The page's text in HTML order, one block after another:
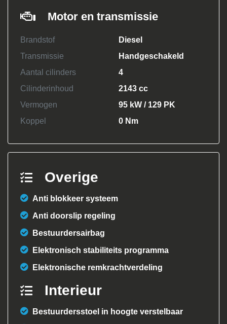
Motor en transmissie
Brandstof
Diesel
Transmissie
Handgeschakeld
Aantal cilinders
4
Cilinderinhoud
2143 cc
Vermogen
95 kW / 129 PK
Koppel
0 Nm
Overige
Anti blokkeer systeem
Anti doorslip regeling
Bestuurdersairbag
Elektronisch stabiliteits programma
Elektronische remkrachtverdeling
Interieur
Bestuurdersstoel in hoogte verstelbaar